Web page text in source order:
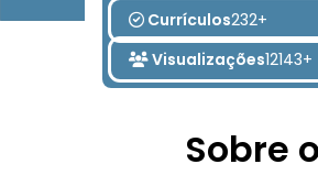
Currículos232+
Visualizações12143+
Sobre